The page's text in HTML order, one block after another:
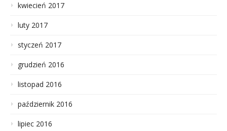
kwiecień 2017
luty 2017
styczeń 2017
grudzień 2016
listopad 2016
październik 2016
lipiec 2016